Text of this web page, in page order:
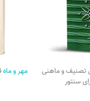
تصنیف و ماهنی
سنتور
مهر و ماه